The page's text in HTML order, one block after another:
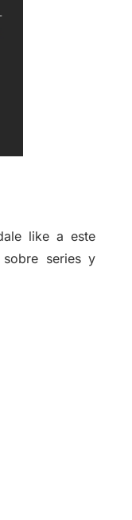
like a este
series y